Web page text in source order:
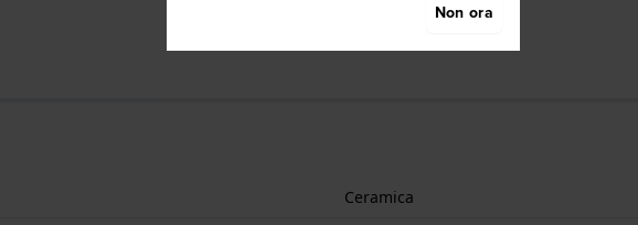
Ceramica
Non ora